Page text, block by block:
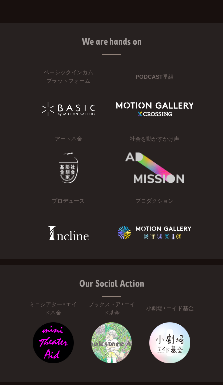
We are hands on
ベーシックインカム
プラットフォーム
PODCAST番組
アート基金 社会を動かすかけ声
プロデュース プロダクション
Our Social Action
ミニシアター・エイ
ド基金
ブックストア・エイ
ド基金
小劇場・エイド基金